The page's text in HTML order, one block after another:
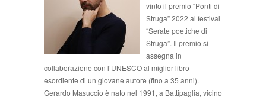
vinto il premio “Ponti di
Struga” 2022 al festival
“Serate poetiche di
Struga”. Il premio si
assegna in
collaborazione con l’UNESCO al miglior libro
esordiente di un giovane autore (fino a 35 anni).
Gerardo Masuccio è nato nel 1991, a Battipaglia, vicino